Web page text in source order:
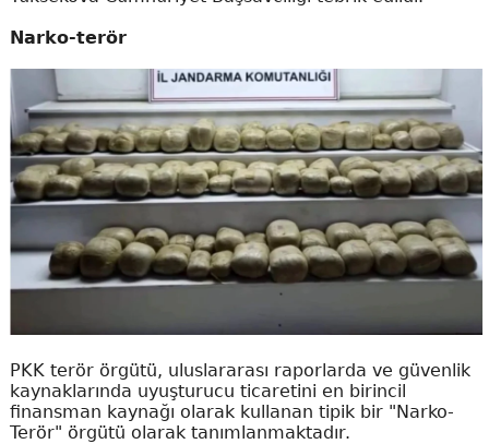
Narko-terör
PKK terör örgütü, uluslararası raporlarda ve güvenlik
kaynaklarında uyuşturucu ticaretini en birincil
finansman kaynağı olarak kullanan tipik bir "Narko-
Terör" örgütü olarak tanımlanmaktadır.